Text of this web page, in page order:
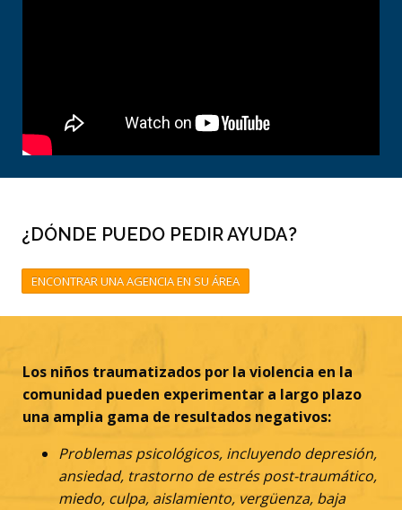
¿DÓNDE PUEDO PEDIR AYUDA?
ENCONTRAR UNA AGENCIA EN SU ÁREA
Los niños traumatizados por la violencia en la
comunidad pueden experimentar a largo plazo
una amplia gama de resultados negativos:
Problemas psicológicos, incluyendo depresión,
ansiedad, trastorno de estrés post-traumático,
miedo, culpa, aislamiento, vergüenza, baja